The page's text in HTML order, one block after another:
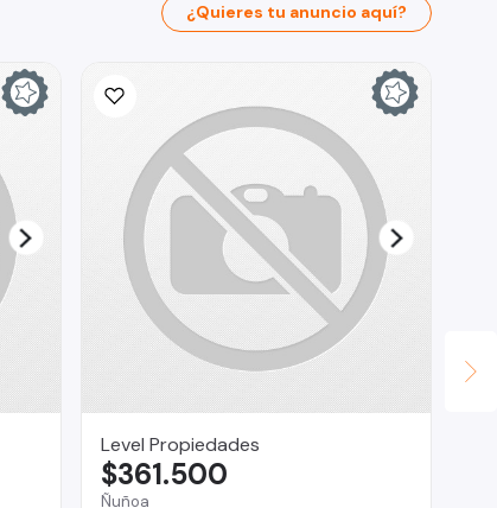
¿Quieres tu anuncio aquí?
Level Propiedades
Ñuñoa
$361.500